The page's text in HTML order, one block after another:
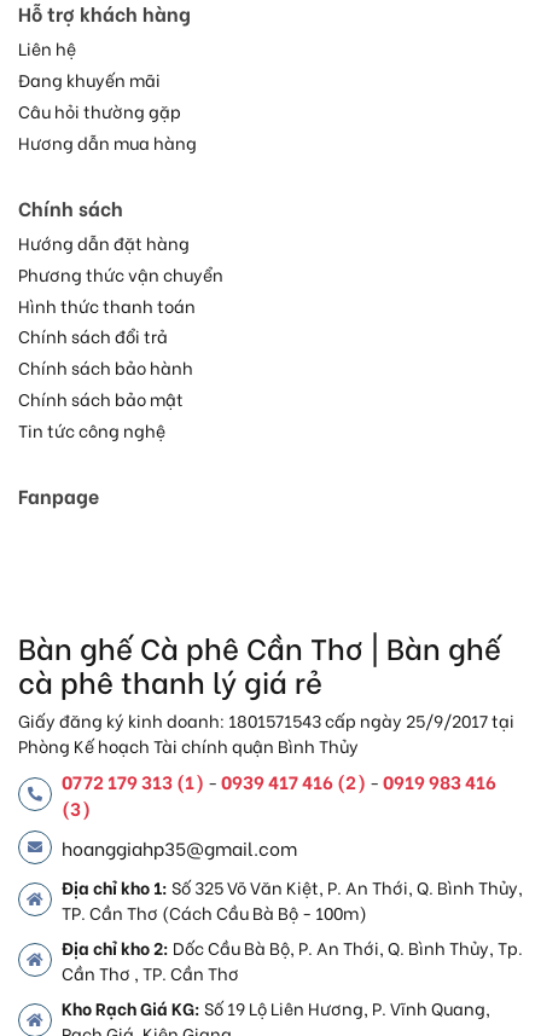
Hỗ trợ khách hàng
Liên hệ
Đang khuyến mãi
Câu hỏi thường gặp
Hương dẫn mua hàng
Chính sách
Hướng dẫn đặt hàng
Phương thức vận chuyển
Hình thức thanh toán
Chính sách đổi trả
Chính sách bảo hành
Chính sách bảo mật
Tin tức công nghệ
Fanpage
Bàn ghế Cà phê Cần Thơ | Bàn ghế
cà phê thanh lý giá rẻ
Giấy đăng ký kinh doanh: 1801571543 cấp ngày 25/9/2017 tại
Phòng Kế hoạch Tài chính quận Bình Thủy
0772 179 313 (1) -0939 417 416 (2) -0919 983 416
(3)
hoanggiahp35@gmail.com
Địa chỉ kho 1:Số 325 Võ Văn Kiệt, P. An Thới, Q. Bình Thủy,
TP. Cần Thơ (Cách Cầu Bà Bộ - 100m)
Địa chỉ kho 2: Dốc Cầu Bà Bộ, P. An Thới, Q. Bình Thủy, Tp.
Cần Thơ , TP. Cần Thơ
Kho Rạch Giá KG:Số 19 Lộ Liên Hương, P. Vĩnh Quang,